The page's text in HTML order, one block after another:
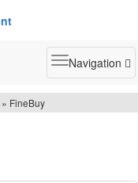
Toggle
Navigation
» FineBuy